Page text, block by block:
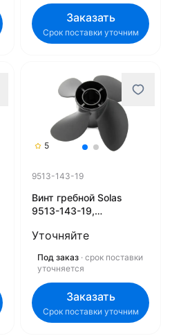
Заказать
Срок поставки уточним
5
9513-143-19
Винт гребной Solas
9513-143-19,
Уточняйте
Под заказ · срок поставки
уточняется
Заказать
Срок поставки уточним